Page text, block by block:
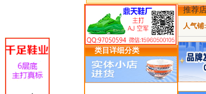
类目详细分类
推荐
人气铺: